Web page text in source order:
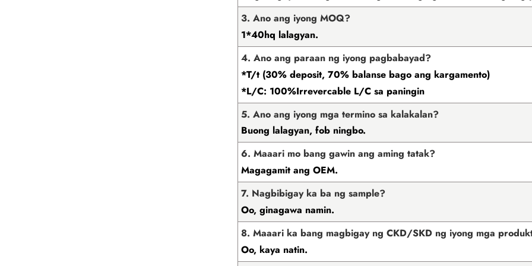
3. Ano ang iyong MOQ?
1*40hq lalagyan.
4. Ano ang paraan ng iyong pagbabayad?
*T/t (30% deposit, 70% balanse bago ang kargamento)
*L/C: 100%Irrevercable L/C sa paningin
5. Ano ang iyong mga termino sa kalakalan?
Buong lalagyan, fob ningbo.
6. Maaari mo bang gawin ang aming tatak?
Magagamit ang OEM.
7. Nagbibigay ka ba ng sample?
Oo, ginagawa namin.
8. Maaari ka bang magbigay ng CKD/SKD ng iyong mga
Oo, kaya natin.